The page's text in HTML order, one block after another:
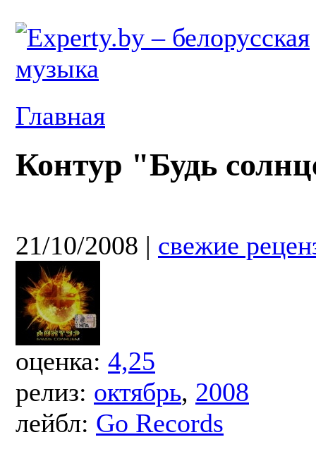
Главная
Контур "Будь
21/10/2008 | свежие
оценка: 4,25
релиз: октябрь, 2008
лейбл: Go Records